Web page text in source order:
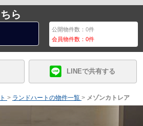
ら
公開物件数：0件
会員物件数：0件
LINEで共有する
> ランドハートの物件一覧 > メゾンカトレア